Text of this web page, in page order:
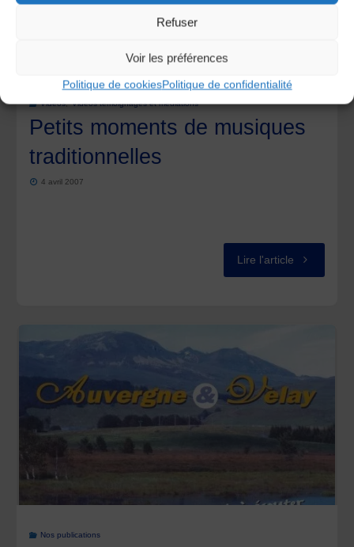
Refuser
Voir les préférences
Politique de cookiesPolitique de confidentialité
Canteloube"
Vidéos,Vidéos témoignages et médiations
Petits moments de musiques
traditionnelles
4 avril 2007
Lire l'article"Petits
Nos publications